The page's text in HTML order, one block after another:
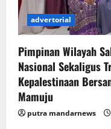
advertorial
Pimpinan Wilayah
Nasional Sekaligus
Kepalestinaan
Mamuju
putra mandarnews